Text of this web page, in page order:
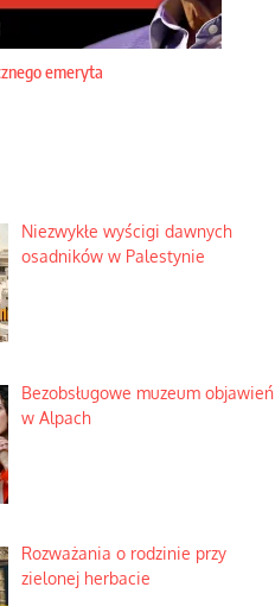
emeryta
Niezwykłe wyścigi dawnych
osadników w Palestynie
Bezobsługowe muzeum objawień
w Alpach
Rozważania o rodzinie przy
zielonej herbacie